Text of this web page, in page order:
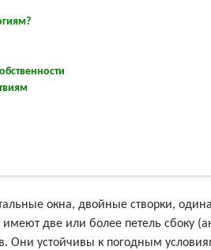
окна, двойные створки,
две или более петель сбоку
Они устойчивы к погодным